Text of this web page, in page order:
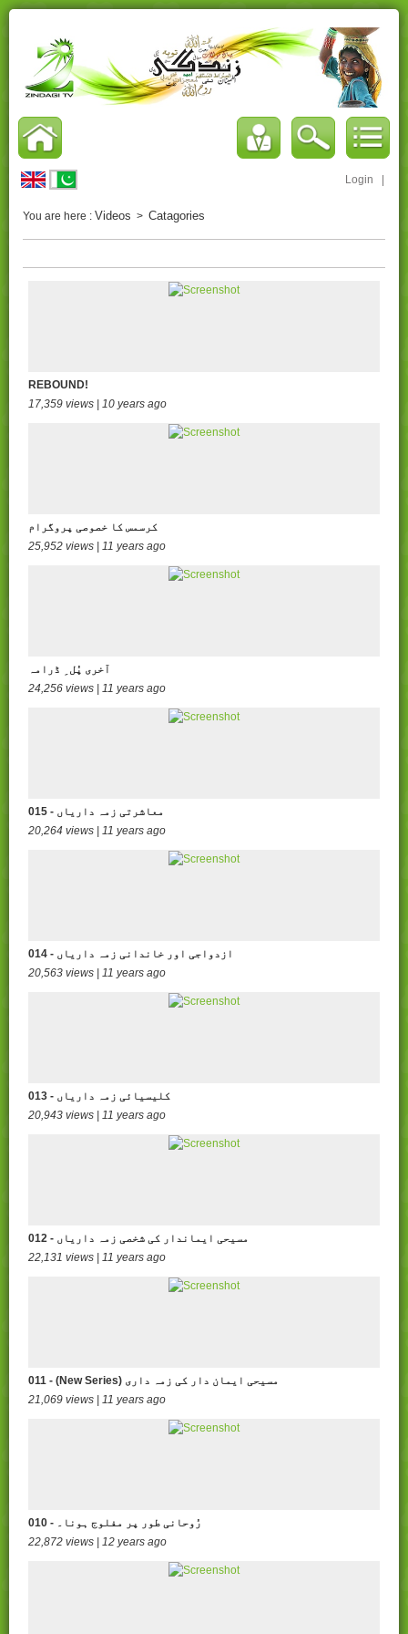
Login
You are here : Videos > Catagories
REBOUND!
17,359 views | 10 years ago
کرسمس کا خصوصی پروگرام
25,952 views | 11 years ago
آخری پُل ِ ڈرامہ
24,256 views | 11 years ago
015 - معاشرتی زمہ داریاں
20,264 views | 11 years ago
014 - ازدواجی اور خاندانی زمہ داریاں
20,563 views | 11 years ago
013 - کلیسیائی زمہ داریاں
20,943 views | 11 years ago
012 - مسیحی ایماندار کی شخصی زمہ داریاں
22,131 views | 11 years ago
011 - (New Series) مسیحی ایمان دار کی زمہ داری
21,069 views | 11 years ago
010 - رُوحانی طور پر مفلوج ہونا۔
22,872 views | 12 years ago